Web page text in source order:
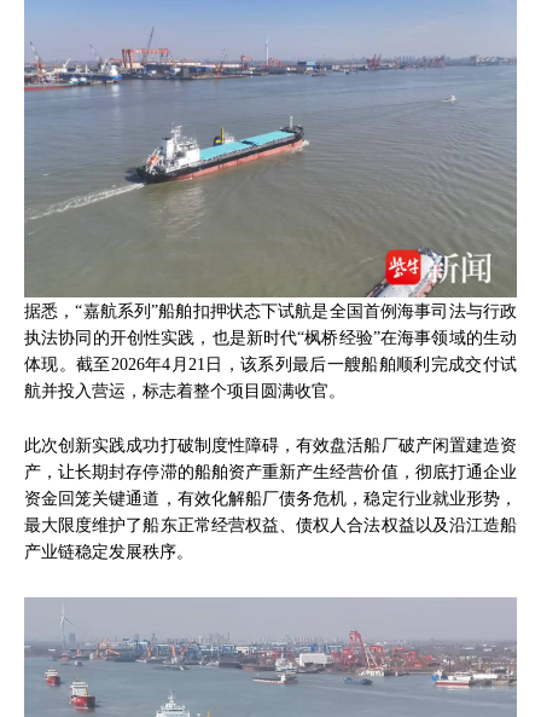
据悉，“嘉航系列”船舶扣押状态下试航是全国首例海事司法与行政
执法协同的开创性实践，也是新时代“枫桥经验”在海事领域的生动
体现。截至2026年4月21日，该系列最后一艘船舶顺利完成交付试
航并投入营运，标志着整个项目圆满收官。
此次创新实践成功打破制度性障碍，有效盘活船厂破产闲置建造资
产，让长期封存停滞的船舶资产重新产生经营价值，彻底打通企业
资金回笼关键通道，有效化解船厂债务危机，稳定行业就业形势，
最大限度维护了船东正常经营权益、债权人合法权益以及沿江造船
产业链稳定发展秩序。